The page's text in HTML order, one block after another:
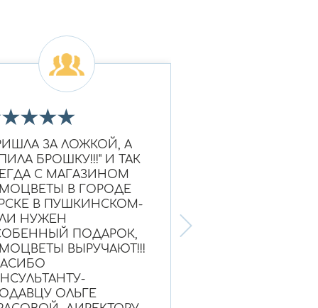
★★★★
ЗА ЛОЖКОЙ, А
БРОШКУ!!!" И ТАК
С МАГАЗИНОМ
В ГОРОДЕ
В ПУШКИНСКОМ-
НУЖЕН
ПОДАРОК,
ВЫРУЧАЮТ!!!
ОЛЬГЕ